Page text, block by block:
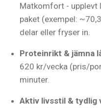
Matkomfort -
paket (exempel:
delar eller fryser in.
Proteinrikt & jämna
620 kr/vecka (pris/
minuter.
Aktiv livsstil & tydlig